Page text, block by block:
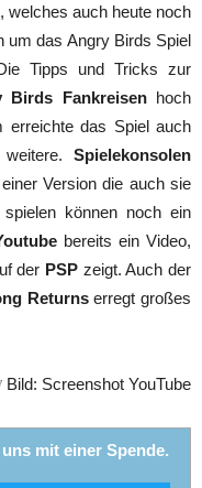
, welches auch heute noch
um das Angry Birds Spiel
Tipps und Tricks zur
Birds Fankreisenhoch
erreichte das Spiel auch
weitere.Spielekonsolen
Version die auch sie
können noch ein
bereits ein Video,
der PSP zeigt. Auch der
Returnserregt großes
Bild: Screenshot YouTube
mit einer Spende.